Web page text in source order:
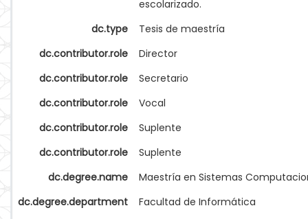
escolarizado.
dc.type
Tesis de maestría
dc.contributor.role
Director
dc.contributor.role
Secretario
dc.contributor.role
Vocal
dc.contributor.role
Suplente
dc.contributor.role
Suplente
dc.degree.name
Maestría en Sistemas
dc.degree.department
Facultad de Informática